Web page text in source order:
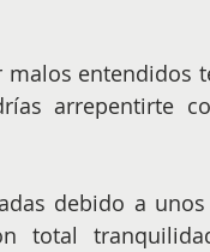
arrepentirte
total